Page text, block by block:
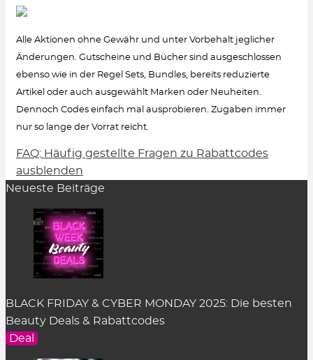
Alle Aktionen ohne Gewähr und unter Vorbehalt jeglicher
Änderungen. Gutscheine und Bücher sind ausgeschlossen
ebenso wie in der Regel Sets, Bundles, bereits reduzierte
Artikel oder auch ausgewählt Marken oder Neuheiten.
Dennoch Codes einfach mal ausprobieren. Zugaben immer
nur so lange der Vorrat reicht.
Wie löse ich einen Rabattcode ein?
Um den Gutschein-Code anzuzeigen, klicke in
der Rabatt-Beschreibung auf den Button
zeigen“. Es öffnet sich ein Pop-up-Fenster.
Einfach auf„kopieren“
zwischengespeichert.
Im Warenkorb des dazugehörigen Online Shops
kann der Rabattcode im entsprechenden Feld
eingefügt werden. Das Feld befindet sich an
FAQ: Häufig gestellte Fragen zu Rabattcodes
ausblenden
Neueste Beiträge
BLACK FRIDAY & CYBER MONDAY 2025: Die besten
Beauty Deals & Rabattcodes
Deal